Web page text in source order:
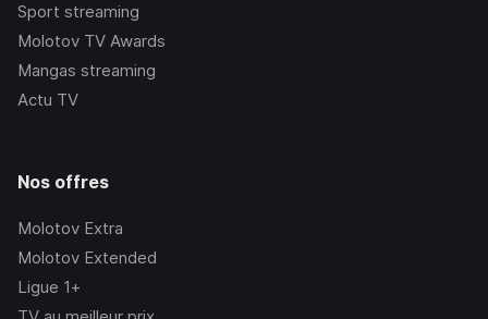
Sport streaming
Molotov TV Awards
Mangas streaming
Actu TV
Nos offres
Molotov Extra
Molotov Extended
Ligue 1+